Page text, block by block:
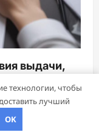
выдачи,
к
технологии, чтобы
лучший
OK